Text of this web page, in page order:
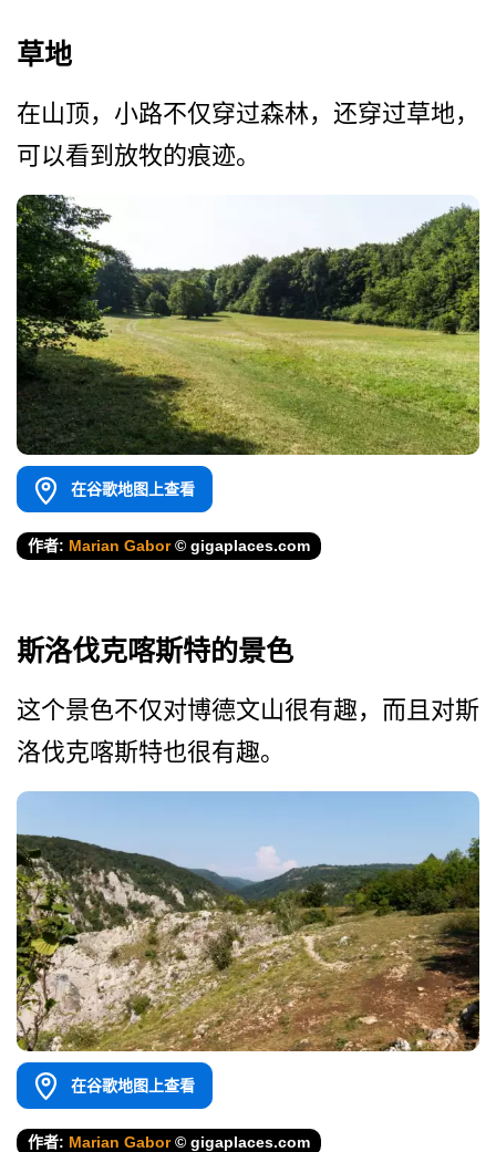
草地
在山顶，小路不仅穿过森林，­还穿过草地，
可以看到放牧的痕迹。
在谷歌地图上查看
作者: Marian Gabor© gigaplaces.com
斯洛伐克喀斯特的景色
这个景色不仅对博德文山很有­趣，而且对斯
洛伐克喀斯特也很有趣。
在谷歌地图上查看
作者: Marian Gabor© gigaplaces.com